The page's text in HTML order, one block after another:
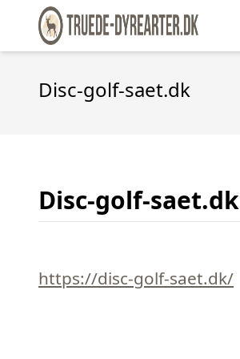
Disc-golf-saet.dk
Disc-golf-saet.dk
https://disc-golf-saet.dk/